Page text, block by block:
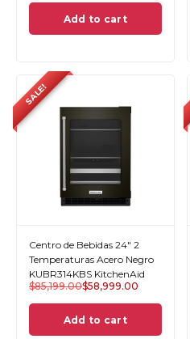
Add to cart
SALE!
Centro de Bebidas 24" 2
Temperaturas Acero Negro
KUBR314KBS KitchenAid
$85,199.00$58,999.00
Add to cart